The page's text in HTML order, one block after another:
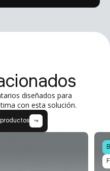
diseñados para
con esta solución.